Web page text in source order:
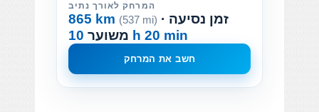
המרחק לאורך נתיב
865 km (537 mi) · זמן נסיעה
משוער 10 h 20 min
חשב את המרחק